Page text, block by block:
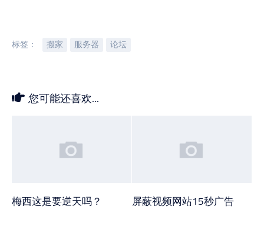
标签： 搬家 服务器 论坛
您可能还喜欢...
梅西这是要逆天吗？ 屏蔽视频网站15秒广告